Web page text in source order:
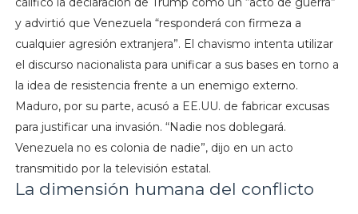
y advirtió que Venezuela “responderá con firmeza a
cualquier agresión extranjera”. El chavismo intenta utilizar
el discurso nacionalista para unificar a sus bases en torno a
la idea de resistencia frente a un enemigo externo.
Maduro, por su parte, acusó a EE.UU. de fabricar excusas
para justificar una invasión. “Nadie nos doblegará.
Venezuela no es colonia de nadie”, dijo en un acto
transmitido por la televisión estatal.
La dimensión humana del conflicto